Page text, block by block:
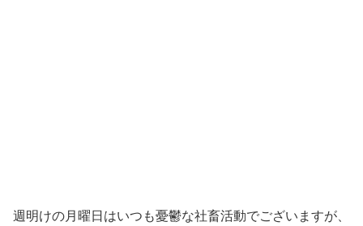
週明けの月曜日はいつも憂鬱な社畜活動でございますが、